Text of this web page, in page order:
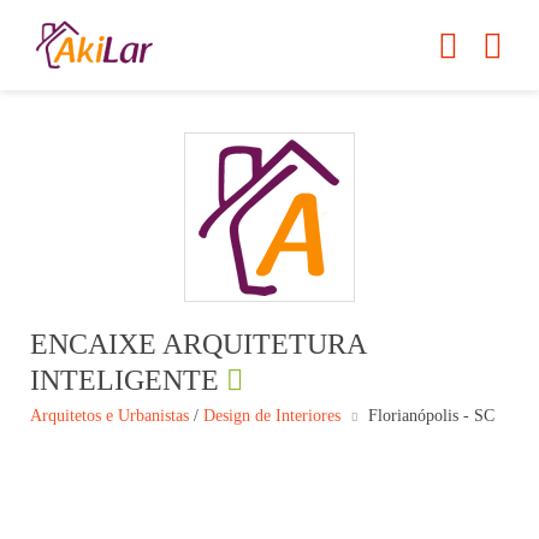
ENCAIXE ARQUITETURA
INTELIGENTE
Arquitetos e Urbanistas / Design de Interiores Florianópolis - SC